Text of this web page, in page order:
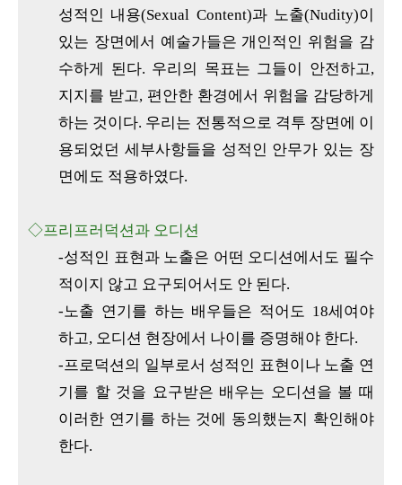
성적인 내용(Sexual Content)과 노출(Nudity)이
있는 장면에서 예술가들은 개인적인 위험을 감
수하게 된다. 우리의 목표는 그들이 안전하고,
지지를 받고, 편안한 환경에서 위험을 감당하게
하는 것이다. 우리는 전통적으로 격투 장면에 이
용되었던 세부사항들을 성적인 안무가 있는 장
면에도 적용하였다.
◇프리프러덕션과 오디션
-성적인 표현과 노출은 어떤 오디션에서도 필수
적이지 않고 요구되어서도 안 된다.
-노출 연기를 하는 배우들은 적어도 18세여야
하고, 오디션 현장에서 나이를 증명해야 한다.
-프로덕션의 일부로서 성적인 표현이나 노출 연
기를 할 것을 요구받은 배우는 오디션을 볼 때
이러한 연기를 하는 것에 동의했는지 확인해야
한다.